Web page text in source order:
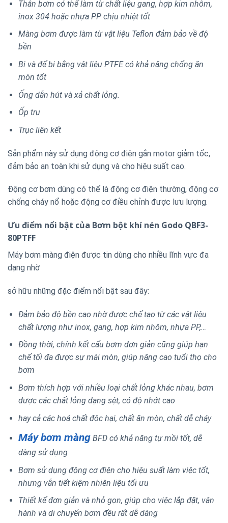
Thân bơm có thể làm từ chất liệu gang, hợp kim nhôm,
inox 304 hoặc nhựa PP chịu nhiệt tốt
Màng bơm được làm từ vật liệu Teflon đảm bảo về độ
bền
Bi và đế bi bằng vật liệu PTFE có khả năng chống ăn
mòn tốt
Ống dẫn hút và xả chất lỏng.
Ốp trụ
Trục liên kết
Sản phẩm này sử dụng động cơ điện gắn motor giảm tốc,
đảm bảo an toàn khi sử dụng và cho hiệu suất cao.
Động cơ bơm dùng có thể là động cơ điện thường, động cơ
chống cháy nổ hoặc động cơ điều chỉnh được lưu lượng.
Ưu điểm nổi bật của Bơm bột khí nén Godo QBF3-
80PTFF
Máy bơm màng điện được tin dùng cho nhiều lĩnh vực đa
dạng nhờ
sở hữu những đặc điểm nổi bật sau đây:
Đảm bảo độ bền cao nhờ được chế tạo từ các vật liệu
chất lượng như inox, gang, hợp kim nhôm, nhựa PP,…
Đồng thời, chính kết cấu bơm đơn giản cũng giúp hạn
chế tối đa được sự mài mòn, giúp nâng cao tuổi thọ cho
bơm
Bơm thích hợp với nhiều loại chất lỏng khác nhau, bơm
được các chất lỏng dạng sệt, có độ nhớt cao
hay cả các hoá chất độc hại, chất ăn mòn, chất dễ cháy
Máy bơm màngBFD có khả năng tự mồi tốt, dễ
dàng sử dụng
Bơm sử dụng động cơ điện cho hiệu suất làm việc tốt,
nhưng vẫn tiết kiệm nhiên liệu tối ưu
Thiết kế đơn giản và nhỏ gọn, giúp cho việc lắp đặt, vận
hành và di chuyển bơm đều rất dễ dàng